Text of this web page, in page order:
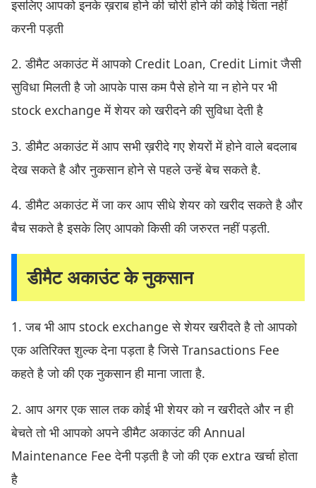
इसलिए आपको इनके ख़राब होने की चोरी होने की कोई चिंता नहीं
करनी पड़ती
2. डीमैट अकाउंट में आपको Credit Loan, Credit Limit जैसी
सुविधा मिलती है जो आपके पास कम पैसे होने या न होने पर भी
stock exchange में शेयर को खरीदने की सुविधा देती है
3. डीमैट अकाउंट में आप सभी ख़रीदे गए शेयरों में होने वाले बदलाब
देख सकते है और नुकसान होने से पहले उन्हें बेच सकते है.
4. डीमैट अकाउंट में जा कर आप सीधे शेयर को खरीद सकते है और
बैच सकते है इसके लिए आपको किसी की जरुरत नहीं पड़ती.
डीमैट अकाउंट के नुकसान
1. जब भी आप stock exchange से शेयर खरीदते है तो आपको
एक अतिरिक्त शुल्क देना पड़ता है जिसे Transactions Fee
कहते है जो की एक नुकसान ही माना जाता है.
2. आप अगर एक साल तक कोई भी शेयर को न खरीदते और न ही
बेचते तो भी आपको अपने डीमैट अकाउंट की Annual
Maintenance Fee देनी पड़ती है जो की एक extra खर्चा होता
है